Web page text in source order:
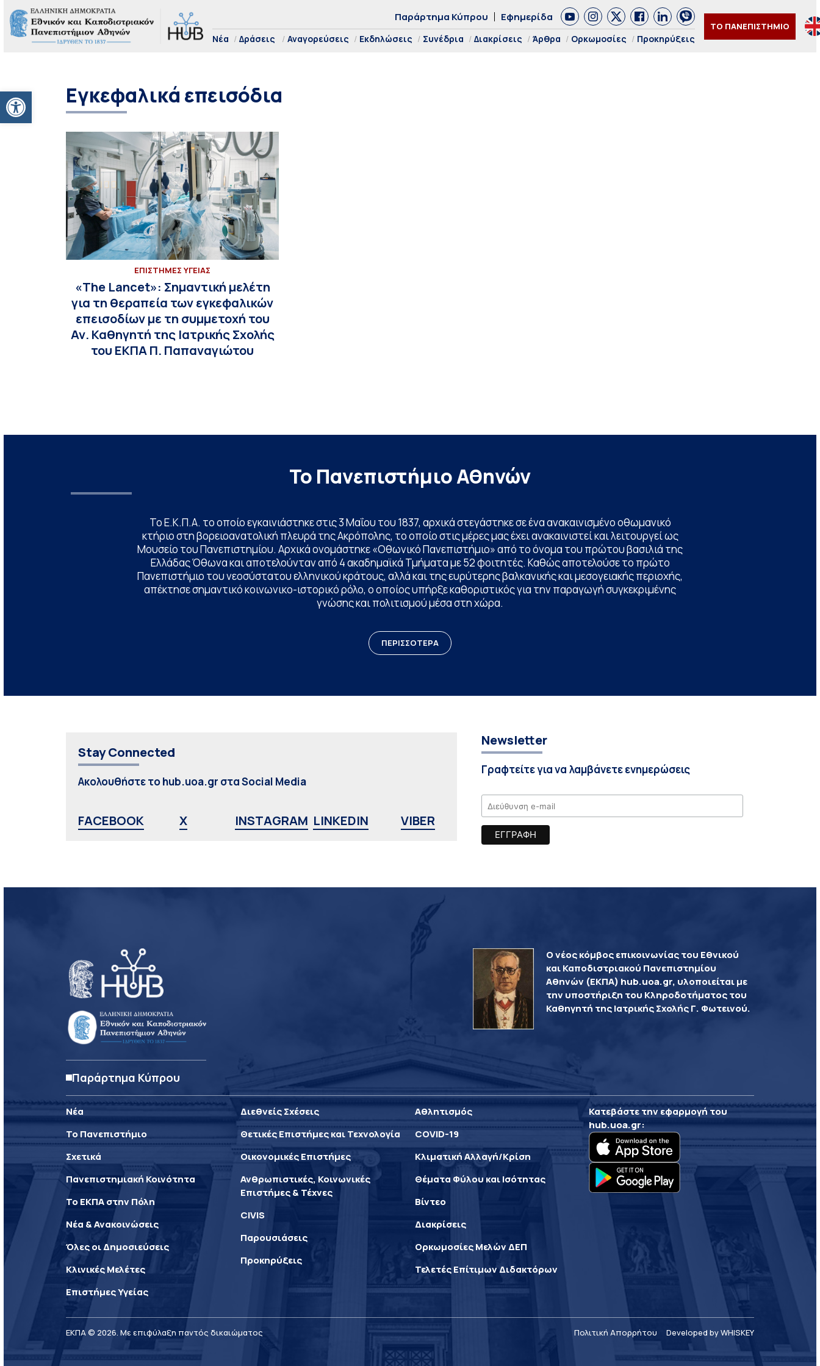
Ανοίξτε τη γραμμή εργαλείων
Παράρτημα Κύπρου Εφημερίδα
Νέα Δράσεις Αναγορεύσεις Εκδηλώσεις Συνέδρια Διακρίσεις Άρθρα Ορκωμοσίες Προκηρύξεις
ΤΟ ΠΑΝΕΠΙΣΤΗΜΙΟ
Εγκεφαλικά επεισόδια
ΕΠΙΣΤΗΜΕΣ ΥΓΕΙΑΣ
«The Lancet»: Σημαντική μελέτη
για τη θεραπεία των εγκεφαλικών
επεισοδίων με τη συμμετοχή του
Αν. Καθηγητή της Ιατρικής Σχολής
του ΕΚΠΑ Π. Παπαναγιώτου
Το Πανεπιστήμιο Αθηνών
Το Ε.Κ.Π.Α. το οποίο εγκαινιάστηκε στις 3 Μαΐου του 1837, αρχικά στεγάστηκε σε ένα ανακαινισμένο οθωμανικό
κτήριο στη βορειοανατολική πλευρά της Ακρόπολης, το οποίο στις μέρες μας έχει ανακαινιστεί και λειτουργεί ως
Μουσείο του Πανεπιστημίου. Αρχικά ονομάστηκε «Οθωνικό Πανεπιστήμιο» από το όνομα του πρώτου βασιλιά της
Ελλάδας Όθωνα και αποτελούνταν από 4 ακαδημαϊκά Τμήματα με 52 φοιτητές. Καθώς αποτελούσε το πρώτο
Πανεπιστήμιο του νεοσύστατου ελληνικού κράτους, αλλά και της ευρύτερης βαλκανικής και μεσογειακής περιοχής,
απέκτησε σημαντικό κοινωνικο-ιστορικό ρόλο, ο οποίος υπήρξε καθοριστικός για την παραγωγή συγκεκριμένης
γνώσης και πολιτισμού μέσα στη χώρα.
ΠΕΡΙΣΣΟΤΕΡΑ
Stay Connected
Ακολουθήστε το hub.uoa.gr στα Social Media
FACEBOOK X INSTAGRAM LINKEDIN VIBER
Newsletter
Γραφτείτε για να λαμβάνετε ενημερώσεις
Παράρτημα Κύπρου
Ο νέος κόμβος επικοινωνίας του Εθνικού
και Καποδιστριακού Πανεπιστημίου
Αθηνών (ΕΚΠΑ) hub.uoa.gr, υλοποιείται με
την υποστήριξη του Κληροδοτήματος του
Καθηγητή της Ιατρικής Σχολής Γ. Φωτεινού.
Νέα
Το Πανεπιστήμιο
Σχετικά
Πανεπιστημιακή Κοινότητα
Το ΕΚΠΑ στην Πόλη
Νέα & Ανακοινώσεις
Όλες οι Δημοσιεύσεις
Κλινικές Μελέτες
Επιστήμες Υγείας
Διεθνείς Σχέσεις
Θετικές Επιστήμες και Τεχνολογία
Οικονομικές Επιστήμες
Ανθρωπιστικές, Κοινωνικές
Επιστήμες & Τέχνες
CIVIS
Παρουσιάσεις
Προκηρύξεις
Αθλητισμός
COVID-19
Κλιματική Αλλαγή/Κρίση
Θέματα Φύλου και Ισότητας
Βίντεο
Διακρίσεις
Ορκωμοσίες Μελών ΔΕΠ
Τελετές Επίτιμων Διδακτόρων
Κατεβάστε την εφαρμογή του
hub.uoa.gr:
ΕΚΠΑ © 2026. Με επιφύλαξη παντός δικαιώματος Πολιτική Απορρήτου Developed by WHISKEY